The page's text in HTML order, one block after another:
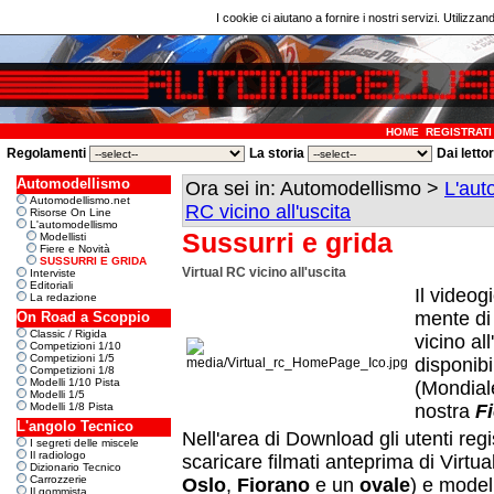
I cookie ci aiutano a fornire i nostri servizi.
HOME REGISTRATI
Regolamenti La storia Dai
Automodellismo
Automodellismo.net
Risorse On Line
L'automodellismo
Modellisti
Fiere e Novità
SUSSURRI E GRIDA
Interviste
Editoriali
La redazione
On Road a Scoppio
Classic / Rigida
Competizioni 1/10
Competizioni 1/5
Competizioni 1/8
Modelli 1/10 Pista
Modelli 1/5
Modelli 1/8 Pista
L'angolo Tecnico
I segreti delle miscele
Il radiologo
Dizionario Tecnico
Carrozzerie
Il gommista
Ora sei in: Automodellismo >
RC vicino all'uscita
Sussurri e grida
Virtual RC vicino all'uscita
Il
mente
vicino
nostra
Nell'area di Download gli utenti
scaricare filmati anteprima di
Oslo, Fiorano e un ovale) e